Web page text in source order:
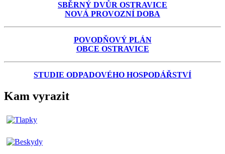
SBĚRNÝ DVŮR OSTRAVICE
NOVÁ PROVOZNÍ DOBA
POVODŇOVÝ PLÁN
OBCE OSTRAVICE
STUDIE ODPADOVÉHO HOSPODÁŘSTVÍ
Kam vyrazit